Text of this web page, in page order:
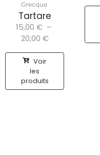
Grecque
Tartare
15,00 € –
20,00 €
Voir
les
produits